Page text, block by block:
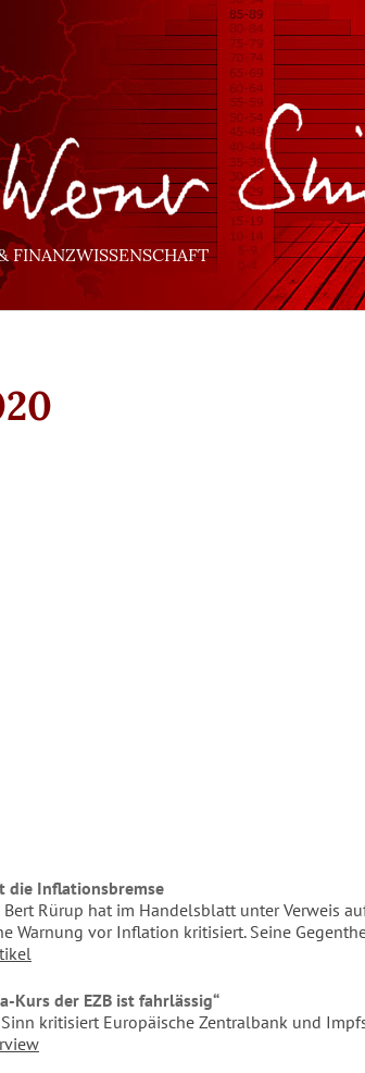
die Inflationsbremse
Bert Rürup hat im Handelsblatt unter Verweis
Warnung vor Inflation kritisiert. Seine
Kurs der EZB ist fahrlässig“
kritisiert Europäische Zentralbank und